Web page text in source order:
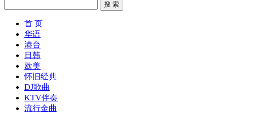
搜 索
首 页
华语
港台
日韩
欧美
怀旧经典
DJ歌曲
KTV伴奏
流行金曲